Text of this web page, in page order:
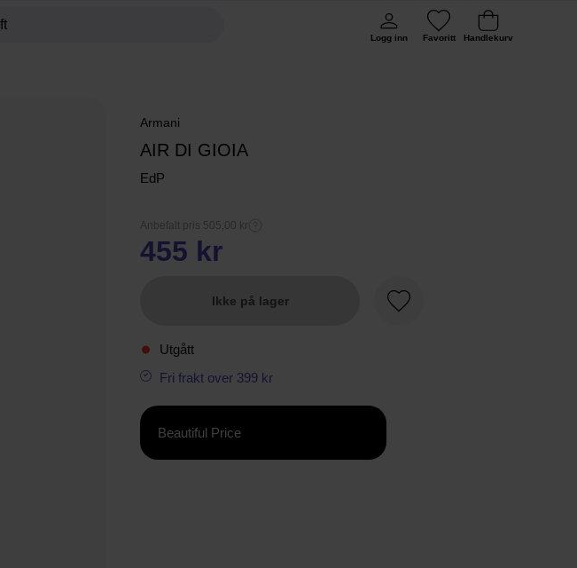
Logg inn Favoritt Handlekurv
Armani
AIR DI GIOIA
EdP
Anbefalt pris 505,00 kr
455 kr
Ikke på lager
Favoritt
Utgått
Fri frakt over 399 kr
Beautiful Price